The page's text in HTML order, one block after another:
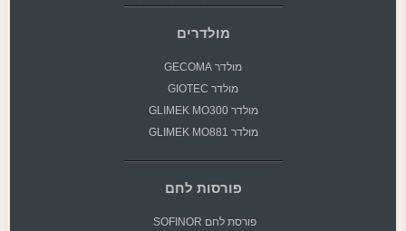
מולדרים
מולדר GECOMA
מולדר GIOTEC
מולדר GLIMEK MO300
מולדר GLIMEK MO881
פורסות לחם
פורסת לחם SOFINOR